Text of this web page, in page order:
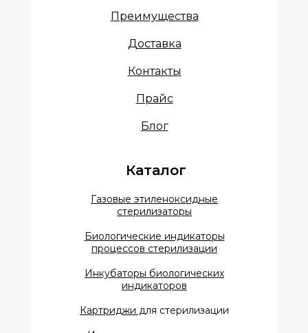
Преимущества
Доставка
Контакты
Прайс
Блог
Каталог
Газовые этиленоксидные
стерилизаторы
Биологические индикаторы
процессов стерилизации
Инкубаторы биологических
индикаторов
Картриджи для стерилизации